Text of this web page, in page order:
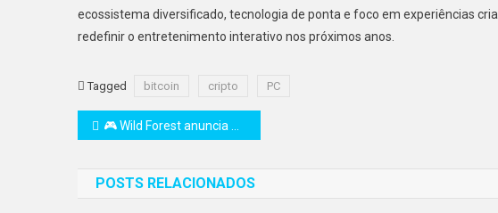
ecossistema diversificado, tecnologia de ponta e foco em experiências
redefinir o entretenimento interativo nos próximos anos.
Tagged bitcoin cripto PC
Navegação
Post
🎮 Wild Forest anuncia nova Summer Clash Beginner Cup com 92.000 $WF em prêmios
POSTS RELACIONADOS